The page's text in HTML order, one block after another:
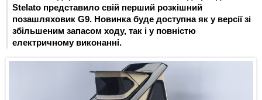
Stelato представило свій перший розкішний
позашляховик G9. Новинка буде доступна як у версії зі
збільшеним запасом ходу, так і у повністю
електричному виконанні.